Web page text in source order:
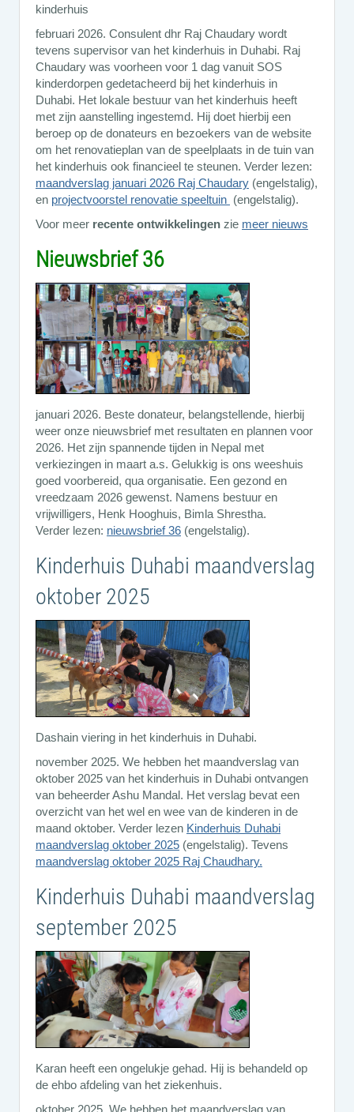
kinderhuis
februari 2026. Consulent dhr Raj Chaudary wordt
tevens supervisor van het kinderhuis in Duhabi. Raj
Chaudary was voorheen voor 1 dag vanuit SOS
kinderdorpen gedetacheerd bij het kinderhuis in
Duhabi. Het lokale bestuur van het kinderhuis heeft
met zijn aanstelling ingestemd. Hij doet hierbij een
beroep op de donateurs en bezoekers van de website
om het renovatieplan van de speelplaats in de tuin van
het kinderhuis ook financieel te steunen. Verder lezen:
maandverslag januari 2026 Raj Chaudary (engelstalig),
en projectvoorstel renovatie speeltuin (engelstalig).
Voor meer recente ontwikkelingen zie meer nieuws
Nieuwsbrief 36
januari 2026. Beste donateur, belangstellende, hierbij
weer onze nieuwsbrief met resultaten en plannen voor
2026. Het zijn spannende tijden in Nepal met
verkiezingen in maart a.s. Gelukkig is ons weeshuis
goed voorbereid, qua organisatie. Een gezond en
vreedzaam 2026 gewenst. Namens bestuur en
vrijwilligers, Henk Hooghuis, Bimla Shrestha.
Verder lezen: nieuwsbrief 36 (engelstalig).
Kinderhuis Duhabi maandverslag
oktober 2025
Dashain viering in het kinderhuis in Duhabi.
november 2025. We hebben het maandverslag van
oktober 2025 van het kinderhuis in Duhabi ontvangen
van beheerder Ashu Mandal. Het verslag bevat een
overzicht van het wel en wee van de kinderen in de
maand oktober. Verder lezen Kinderhuis Duhabi
maandverslag oktober 2025 (engelstalig). Tevens
maandverslag oktober 2025 Raj Chaudhary.
Kinderhuis Duhabi maandverslag
september 2025
Karan heeft een ongelukje gehad. Hij is behandeld op
de ehbo afdeling van het ziekenhuis.
oktober 2025. We hebben het maandverslag van